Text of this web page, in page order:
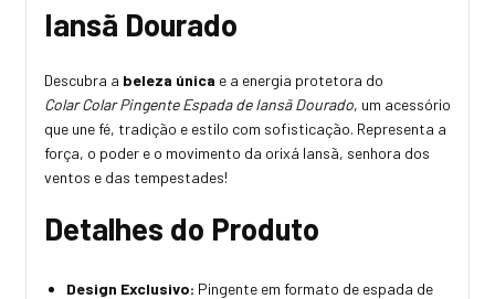
Iansã Dourado
Descubra a beleza única e a energia protetora do
ColarColar Pingente Espada de Iansã Dourado, um acessório
que une fé, tradição e estilo com sofisticação. Representa a
força, o poder e o movimento da orixá Iansã, senhora dos
ventos e das tempestades!
Detalhes do Produto
Design Exclusivo: Pingente em formato de espada de